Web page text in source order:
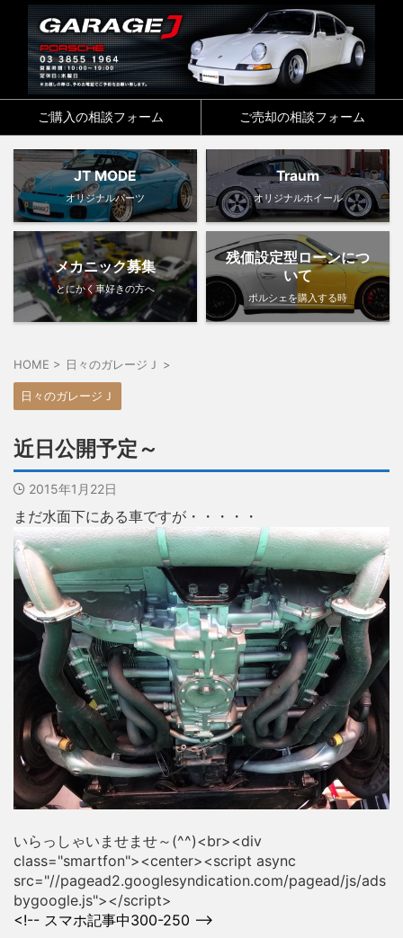
ご購入の相談フォーム ご売却の相談フォーム
JT MODE
オリジナルパーツ
Traum
オリジナルホイール
メカニック募集
とにかく車好きの方へ
残価設定型ローンにつ
いて
ポルシェを購入する時
HOME > 日々のガレージＪ >
日々のガレージＪ
近日公開予定～
2015年1月22日
まだ水面下にある車ですが・・・・・
いらっしゃいませませ～(^^)<br><div
class="smartfon"><center><script async
src="//pagead2.googlesyndication.com/pagead/js/ads
bygoogle.js"></script>
<!-- スマホ記事中300-250 -->